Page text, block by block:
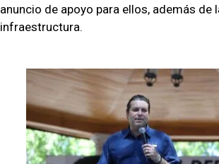
anuncio de apoyo para ellos, además
infraestructura.